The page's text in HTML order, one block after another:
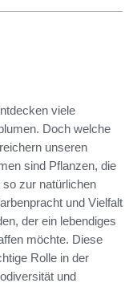
viele
Doch welche
unseren
sind Pflanzen, die
zur natürlichen
und Vielfalt
der ein lebendiges
möchte. Diese
Rolle in der
und